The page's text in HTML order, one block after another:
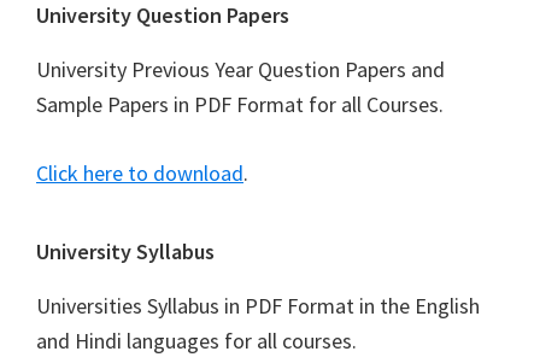
University Question Papers
University Previous Year Question Papers and
Sample Papers in PDF Format for all Courses.
Click here to download.
University Syllabus
Universities Syllabus in PDF Format in the English
and Hindi languages for all courses.